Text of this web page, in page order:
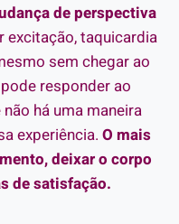
de perspectiva
excitação, taquicardia
sem chegar ao
responder ao
há uma maneira
experiência.O mais
deixar o corpo
de satisfação.